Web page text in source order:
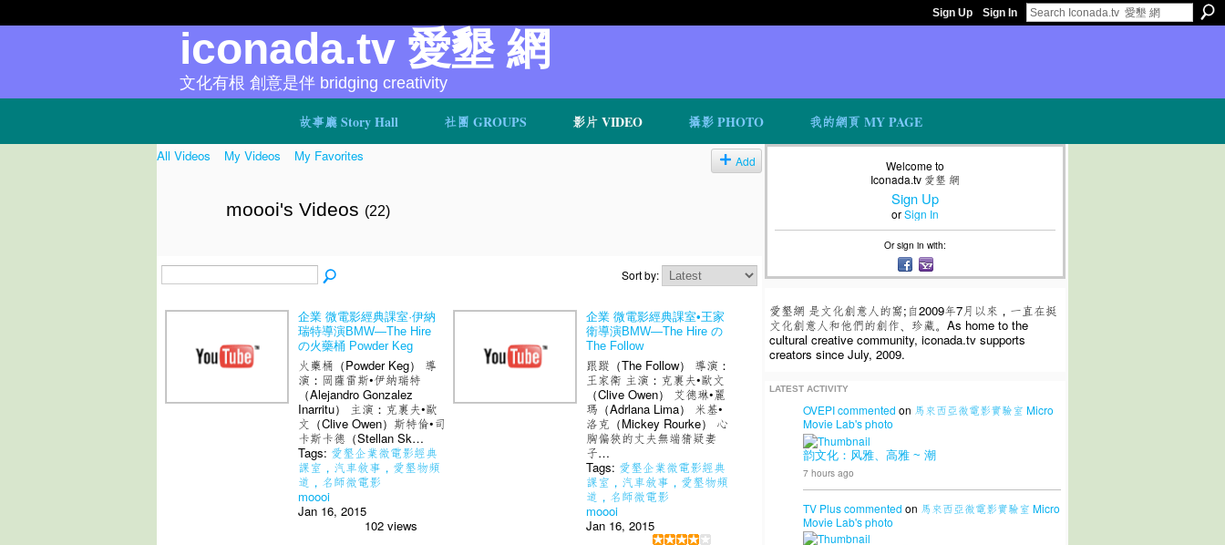
Sign Up Sign In
故事廳 Story Hall 社團 GROUPS 影片 VIDEO 攝影 PHOTO 我的網頁 MY PAGE
iconada.tv 愛墾 網
文化有根 創意是伴 bridging creativity
All Videos My Videos My Favorites Add
moooi's Videos (22)
Sort by:
企業 微電影經典課室·伊納
瑞特導演BMW—The Hire
の火藥桶 Powder Keg
火藥桶（Powder Keg） 導
演：岡薩雷斯•伊納瑞特
（Alejandro Gonzalez
Inarritu） 主演：克裏夫•歐
文（Clive Owen）斯特倫•司
卡斯卡德（Stellan Sk…
Tags: 愛墾企業微電影經典
課室，汽車敘事，愛墾物頻
道，名師微電影
moooi
Jan 16, 2015
102 views
企業 微電影經典課室•王家
衛導演BMW—The Hire の
The Follow
跟蹤（The Follow） 導演：
王家衛 主演：克裏夫•歐文
（Clive Owen） 艾德琳•麗
瑪（Adrlana Lima） 米基•
洛克（Mickey Rourke） 心
胸偏狹的丈夫無端猜疑妻
子…
Tags: 愛墾企業微電影經典
課室，汽車敘事，愛墾物頻
道，名師微電影
moooi
Jan 16, 2015
Welcome to
Iconada.tv 愛墾 網
Sign Up
orSign In
Or sign in with:
愛墾網 是文化創意人的窩;自2009年7月以來，一直在挺
文化創意人和他們的創作、珍藏。As home to the
cultural creative community, iconada.tv supports
creators since July, 2009.
LATEST ACTIVITY
OVEPIcommented on 馬來西亞微電影實驗室 Micro
Movie Lab'sphoto
韵文化：风雅、高雅 ~ 潮
7 hours ago
TV Pluscommented on 馬來西亞微電影實驗室 Micro
Movie Lab'sphoto